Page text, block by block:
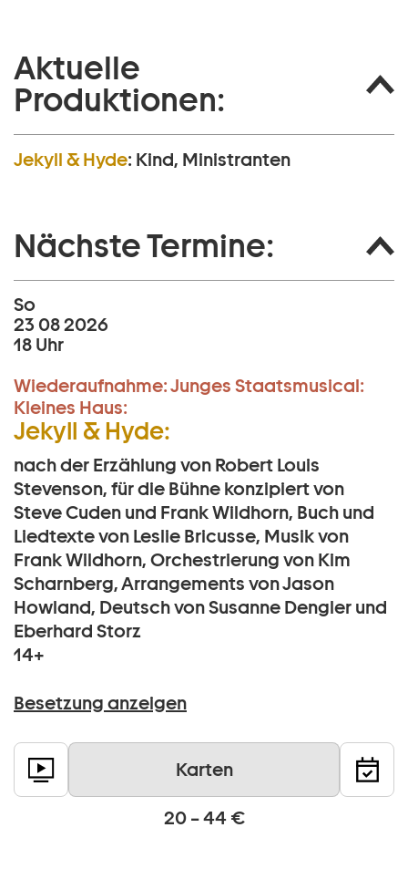
Aktuelle
Produktionen:
Jekyll & Hyde: Kind, Ministranten
Nächste Termine:
So
23 08 2026
18 Uhr
Wiederaufnahme:Junges Staatsmusical:
Kleines Haus:
Jekyll & Hyde:
nach der Erzählung von Robert Louis
Stevenson, für die Bühne konzipiert von
Steve Cuden und Frank Wildhorn, Buch und
Liedtexte von Leslie Bricusse, Musik von
Frank Wildhorn, Orchestrierung von Kim
Scharnberg, Arrangements von Jason
Howland, Deutsch von Susanne Dengler und
Eberhard Storz
14+
Besetzung anzeigen
Karten
20 – 44 €